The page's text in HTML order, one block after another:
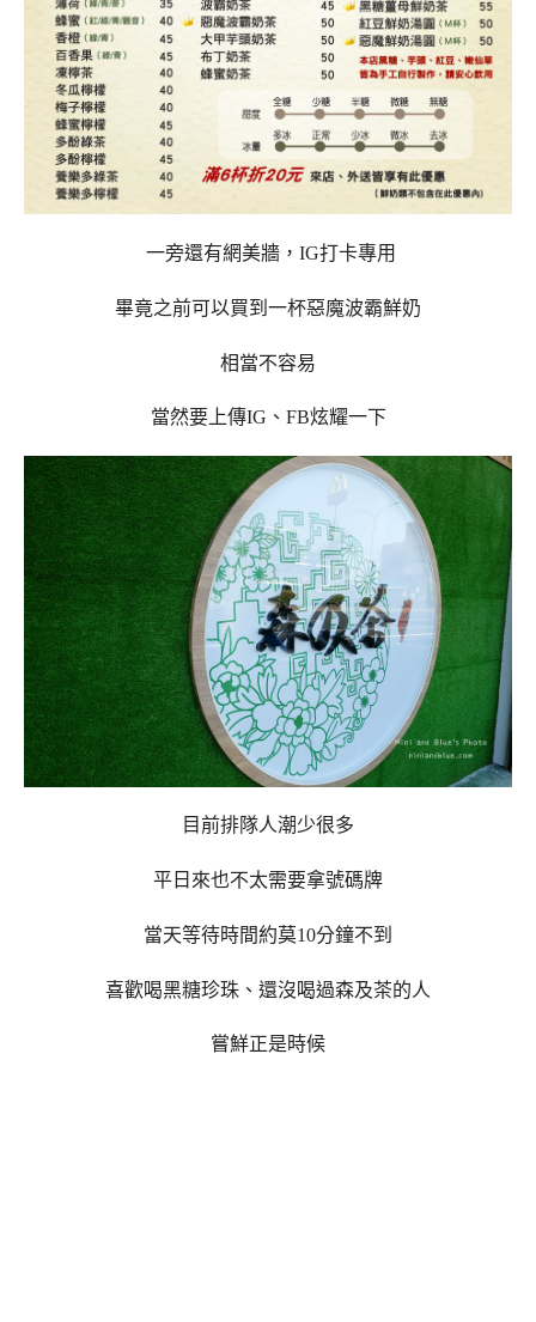
一旁還有網美牆，IG打卡專用
畢竟之前可以買到一杯惡魔波霸鮮奶
相當不容易
當然要上傳IG、FB炫耀一下
目前排隊人潮少很多
平日來也不太需要拿號碼牌
當天等待時間約莫10分鐘不到
喜歡喝黑糖珍珠、還沒喝過森及茶的人
嘗鮮正是時候